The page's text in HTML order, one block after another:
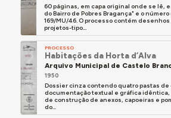
60 páginas, em capa original onde se lê,
do Bairro de Pobres Bragança" e o
169/MU/46. O processo contém
projetos-tipo...
PROCESSO
Habitações da Horta d’Alva
Arquivo Municipal de Castelo
1950
Dossier cinza contendo quatro pastas
documentação textual e gráfica
de construção de anexos, capoeiras e
do...